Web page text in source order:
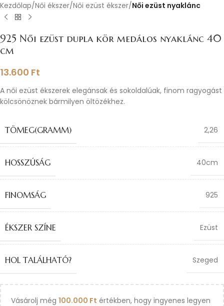
Kezdőlap Női ékszer Női ezüst ékszer Női ezüst nyaklánc
925 Női ezüst dupla kör medálos nyaklánc 40
cm
13.600 Ft
A női ezüst ékszerek elegánsak és sokoldalúak, finom ragyogást
kölcsönöznek bármilyen öltözékhez.
TÖMEG(GRAMM) 2,26
HOSSZÚSÁG 40cm
FINOMSÁG 925
ÉKSZER SZÍNE Ezüst
HOL TALÁLHATÓ? Szeged
Vásárolj még 100.000 Ft értékben, hogy ingyenes legyen